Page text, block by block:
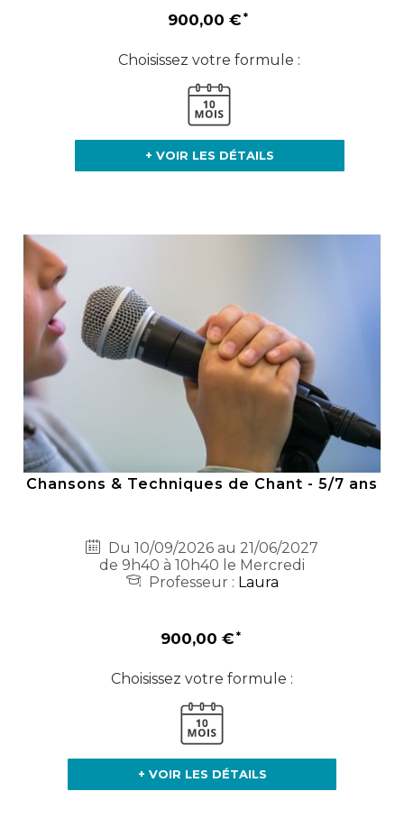
900,00 €
Choisissez votre formule :
+ VOIR LES DÉTAILS
Chansons & Techniques de Chant - 5/7 ans
Du 10/09/2026 au 21/06/2027
de 9h40 à 10h40 le Mercredi
Professeur : Laura
900,00 €
Choisissez votre formule :
+ VOIR LES DÉTAILS